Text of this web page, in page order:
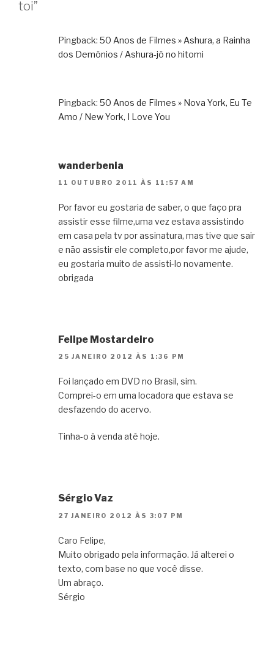
toi”
Pingback: 50 Anos de Filmes » Ashura, a Rainha
dos Demônios / Ashura-jô no hitomi
Pingback: 50 Anos de Filmes » Nova York, Eu Te
Amo / New York, I Love You
wanderbenia
11 OUTUBRO 2011 ÀS 11:57 AM
Por favor eu gostaria de saber, o que faço pra
assistir esse filme,uma vez estava assistindo
em casa pela tv por assinatura, mas tive que sair
e não assistir ele completo,por favor me ajude,
eu gostaria muito de assisti-lo novamente.
obrigada
Felipe Mostardeiro
25 JANEIRO 2012 ÀS 1:36 PM
Foi lançado em DVD no Brasil, sim.
Comprei-o em uma locadora que estava se
desfazendo do acervo.
Tinha-o à venda até hoje.
Sérgio Vaz
27 JANEIRO 2012 ÀS 3:07 PM
Caro Felipe,
Muito obrigado pela informação. Já alterei o
texto, com base no que você disse.
Um abraço.
Sérgio